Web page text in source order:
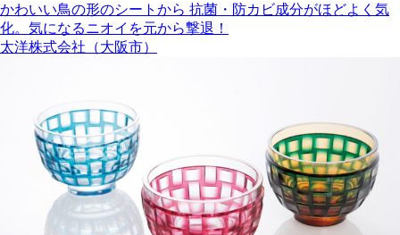
かわいい鳥の形のシートから 抗菌・防カビ成分がほどよく気
化。気になるニオイを元から撃退！
太洋株式会社（大阪市）